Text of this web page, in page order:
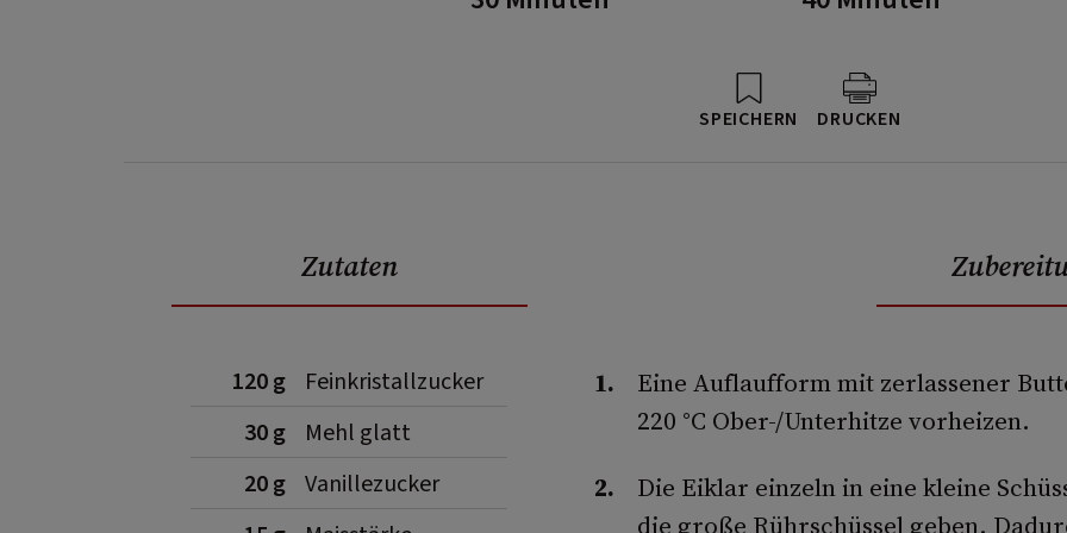
SPEICHERN DRUCKEN
Zutaten
120 g
Feinkristallzucker
30 g
Mehl glatt
20 g Vanillezucker
Eine Auflaufform mit zerlassener
220 °C Ober-/Unterhitze vorheizen.
Die Eiklar einzeln in eine kleine
die große Rührschüssel geben.